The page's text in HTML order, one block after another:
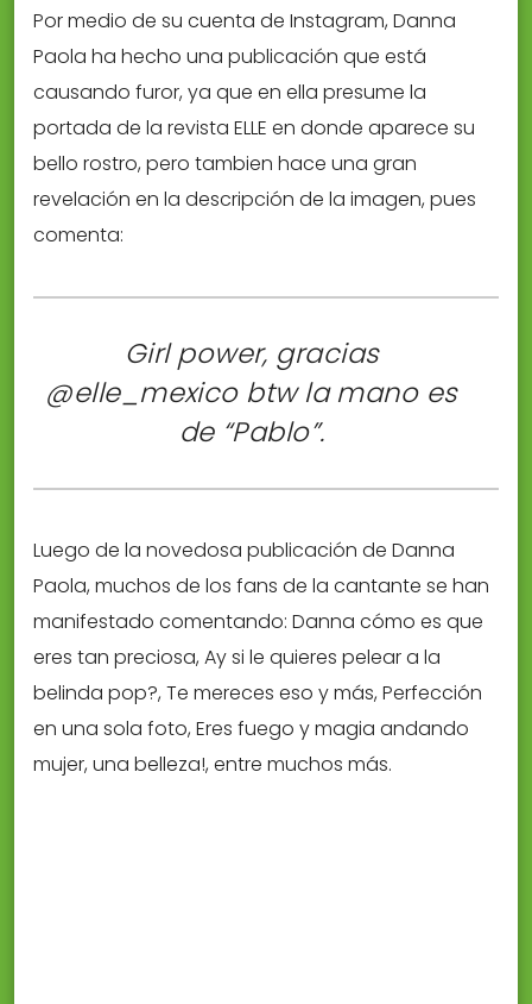
Por medio de su cuenta de Instagram, Danna
Paola ha hecho una publicación que está
causando furor, ya que en ella presume la
portada de la revista ELLE en donde aparece su
bello rostro, pero tambien hace una gran
revelación en la descripción de la imagen, pues
comenta:
Girl power, gracias
@elle_mexico btw la mano es
de “Pablo”.
Luego de la novedosa publicación de Danna
Paola, muchos de los fans de la cantante se han
manifestado comentando: Danna cómo es que
eres tan preciosa, Ay si le quieres pelear a la
belinda pop?, Te mereces eso y más, Perfección
en una sola foto, Eres fuego y magia andando
mujer, una belleza!, entre muchos más.